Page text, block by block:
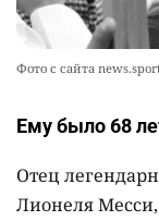
Фото с сайта
Ему было 68
Отец
Лионеля